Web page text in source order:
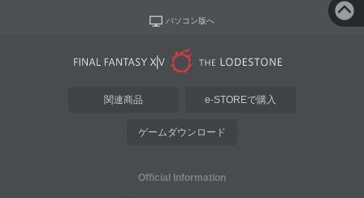
パソコン版へ
関連商品 e-STOREで購入
ゲームダウンロード
Official Information